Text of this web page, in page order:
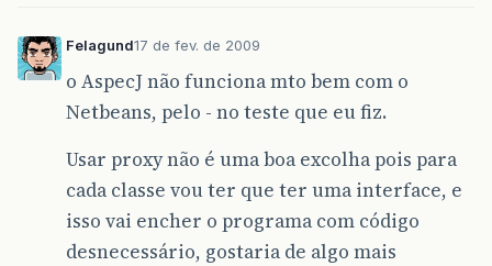
Felagund17 de fev. de 2009
o AspecJ não funciona mto bem com o
Netbeans, pelo - no teste que eu fiz.
Usar proxy não é uma boa excolha pois para
cada classe vou ter que ter uma interface, e
isso vai encher o programa com código
desnecessário, gostaria de algo mais